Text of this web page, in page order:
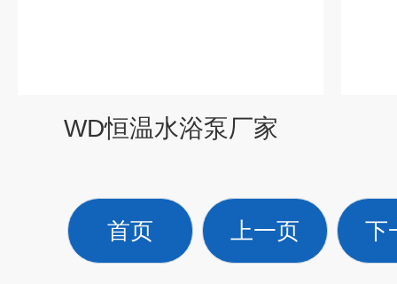
WD恒温水浴泵厂家
首页 上一页 下